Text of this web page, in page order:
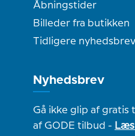
Åbningstider
Billeder fra butikken
Tidligere
Nyhedsbrev
Gå ikke glip af gratis
af GODE tilbud -